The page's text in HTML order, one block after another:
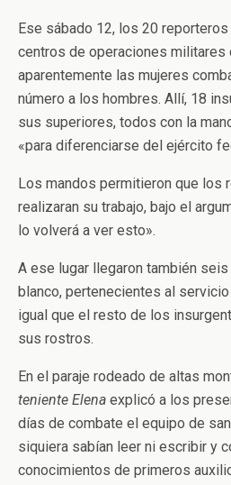
Ese sábado 12, los 20
centros de operaciones militares
aparentemente las mujeres
número a los hombres. Allí, 18
sus superiores, todos con la
«para diferenciarse del ejército
Los mandos permitieron que los
realizaran su trabajo, bajo el
lo volverá a ver esto».
A ese lugar llegaron también
blanco, pertenecientes al
igual que el resto de los
sus rostros.
En el paraje rodeado de altas
teniente Elena explicó a los
días de combate el equipo de
siquiera sabían leer ni escribir y
conocimientos de primeros